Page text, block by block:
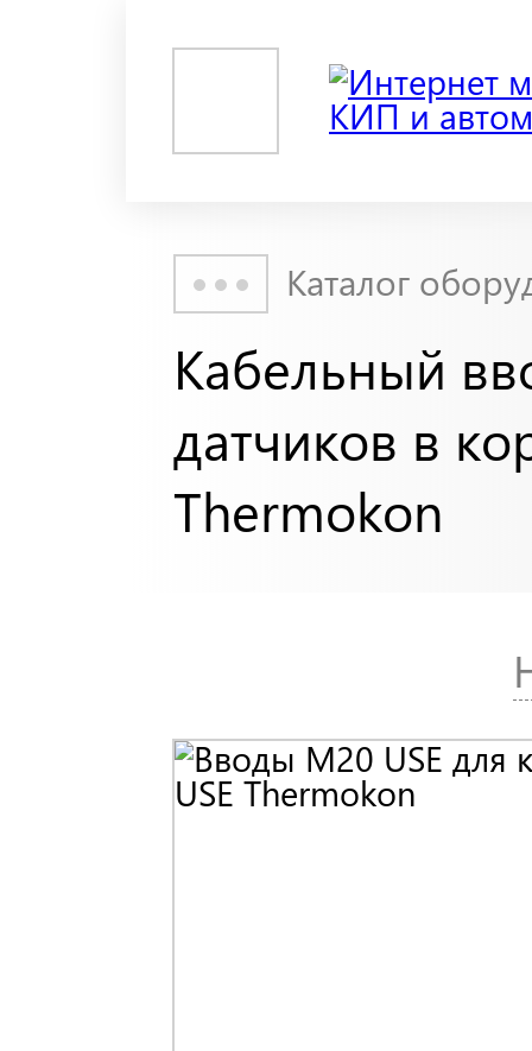
Каталог
Кабельный
датчиков в
Thermokon